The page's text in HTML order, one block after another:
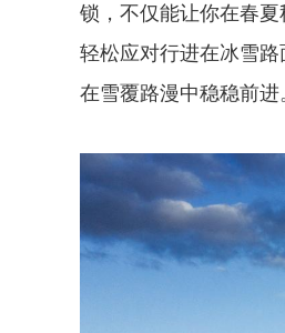
锁，不仅能让你在春
轻松应对行进在冰雪
在雪覆路漫中稳稳前进